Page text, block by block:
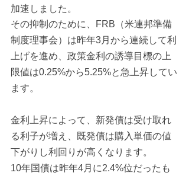
加速しました。
その抑制のために、FRB（米連邦準備
制度理事会）は昨年3月から連続して利
上げを進め、政策金利の誘導目標の上
限値は0.25%から5.25%と急上昇してい
ます。
金利上昇によって、新発債は受け取れ
る利子が増え、既発債は購入単価の値
下がりし利回りが高くなります。
10年国債は昨年4月に2.4%位だったも